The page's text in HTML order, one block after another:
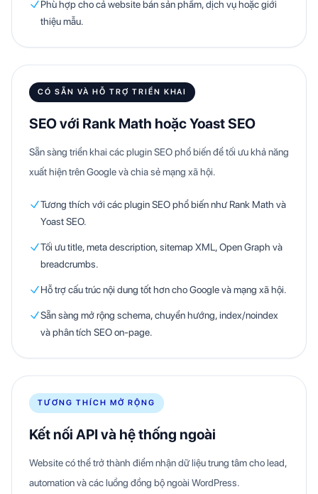
Phù hợp cho cả website bán sản phẩm, dịch vụ hoặc giới
thiệu mẫu.
CÓ SẴN VÀ HỖ TRỢ TRIỂN KHAI
SEO với Rank Math hoặc Yoast SEO
Sẵn sàng triển khai các plugin SEO phổ biến để tối ưu khả năng
xuất hiện trên Google và chia sẻ mạng xã hội.
Tương thích với các plugin SEO phổ biến như Rank Math và
Yoast SEO.
Tối ưu title, meta description, sitemap XML, Open Graph và
breadcrumbs.
Hỗ trợ cấu trúc nội dung tốt hơn cho Google và mạng xã hội.
Sẵn sàng mở rộng schema, chuyển hướng, index/noindex
và phân tích SEO on-page.
TƯƠNG THÍCH MỞ RỘNG
Kết nối API và hệ thống ngoài
Website có thể trở thành điểm nhận dữ liệu trung tâm cho lead,
automation và các luồng đồng bộ ngoài WordPress.